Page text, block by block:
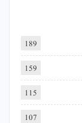
189
159
115
107